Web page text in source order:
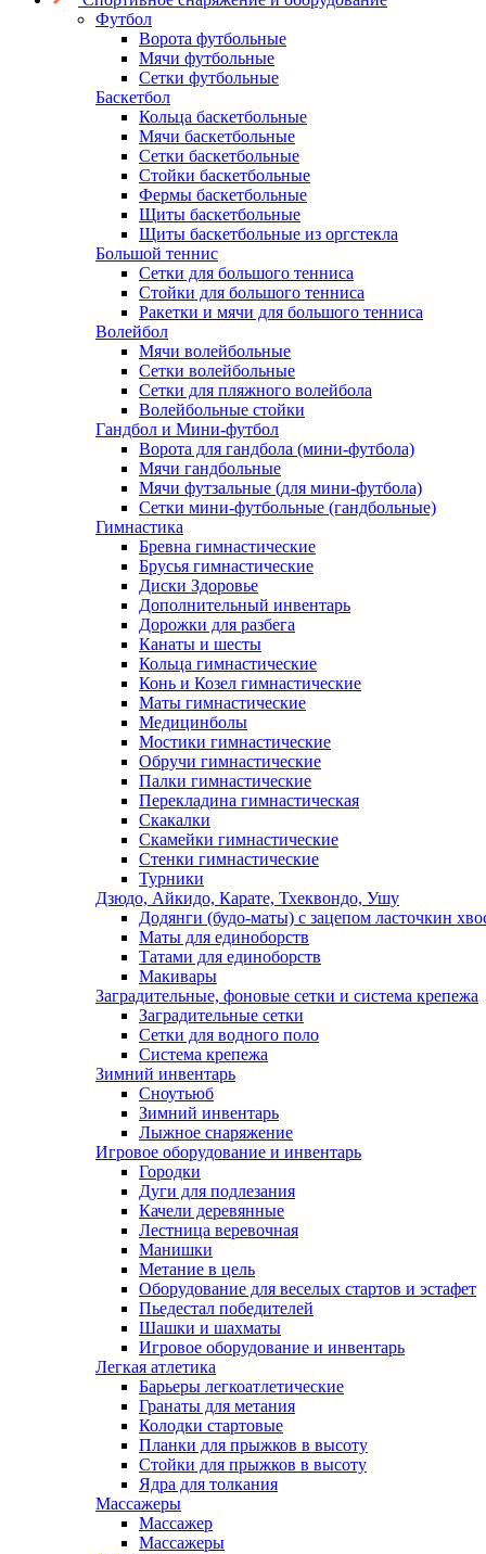
Футбол
Ворота футбольные
Мячи футбольные
Сетки футбольные
Баскетбол
Кольца баскетбольные
Мячи баскетбольные
Сетки баскетбольные
Стойки баскетбольные
Фермы баскетбольные
Щиты баскетбольные
Щиты баскетбольные из оргстекла
Большой теннис
Сетки для большого тенниса
Стойки для большого тенниса
Ракетки и мячи для большого тенниса
Волейбол
Мячи волейбольные
Сетки волейбольные
Сетки для пляжного волейбола
Волейбольные стойки
Гандбол и Мини-футбол
Ворота для гандбола (мини-футбола)
Мячи гандбольные
Мячи футзальные (для мини-футбола)
Сетки мини-футбольные (гандбольные)
Гимнастика
Бревна гимнастические
Брусья гимнастические
Диски Здоровье
Дополнительный инвентарь
Дорожки для разбега
Канаты и шесты
Кольца гимнастические
Конь и Козел гимнастические
Маты гимнастические
Медицинболы
Мостики гимнастические
Обручи гимнастические
Палки гимнастические
Перекладина гимнастическая
Скакалки
Скамейки гимнастические
Стенки гимнастические
Турники
Дзюдо, Айкидо, Карате, Тхеквондо, Ушу
Додянги (будо-маты) с зацепом ласточкин
Маты для единоборств
Татами для единоборств
Макивары
Заградительные, фоновые сетки и система крепежа
Заградительные сетки
Сетки для водного поло
Система крепежа
Зимний инвентарь
Сноутьюб
Зимний инвентарь
Лыжное снаряжение
Игровое оборудование и инвентарь
Городки
Дуги для подлезания
Качели деревянные
Лестница веревочная
Манишки
Метание в цель
Оборудование для веселых стартов и эстафет
Пьедестал победителей
Шашки и шахматы
Игровое оборудование и инвентарь
Легкая атлетика
Барьеры легкоатлетические
Гранаты для метания
Колодки стартовые
Планки для прыжков в высоту
Стойки для прыжков в высоту
Ядра для толкания
Массажеры
Массажер
Массажеры